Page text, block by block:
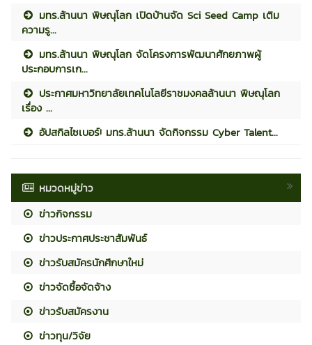
มทร.ล้านนา พิษณุโลก เปิดบ้านจัด Sci Seed Camp เติม
ความรู...
มทร.ล้านนา พิษณุโลก จัดโครงการพัฒนาศักยภาพผู้
ประกอบการเก...
ประกาศมหาวิทยาลัยเทคโนโลยีราชมงคลล้านนา พิษณุโลก
เรื่อง ...
อัปสกิลไซเบอร์! มทร.ล้านนา จัดกิจกรรม Cyber Talent...
หมวดหมู่ข่าว
ข่าวกิจกรรม
ข่าวประกาศประชาสัมพันธ์
ข่าวรับสมัครนักศึกษาใหม่
ข่าวจัดซื้อจัดจ้าง
ข่าวรับสมัครงาน
ข่าวทุน/วิจัย